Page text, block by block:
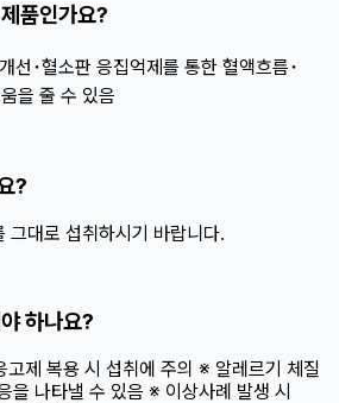
품인가요?
선･혈소판 응집억제를 통한 혈액흐름･
을 줄 수 있음
?
대로 섭취하시기 바랍니다.
하나요?
제 복용 시 섭취에 주의 ※ 알레르기 체질
을 나타낼 수 있음 ※ 이상사례 발생 시